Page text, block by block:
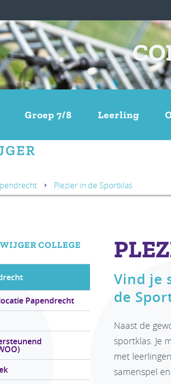
Groep 7/8 Leerling
Plezier in de Sportklas
COLLEGE
Papendrecht
Vind je
de
Naast de
sportklas. Je
met
samenspel